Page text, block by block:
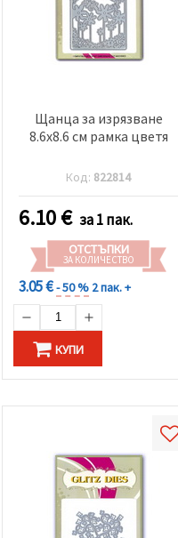
Щанца за изрязване
8.6x8.6 см рамка цветя
Код: 822814
6.10€ за 1 пак.
ОТСТЪПКИ
ЗА КОЛИЧЕСТВО
3.05 €- 50 % 2 пак. +
КУПИ